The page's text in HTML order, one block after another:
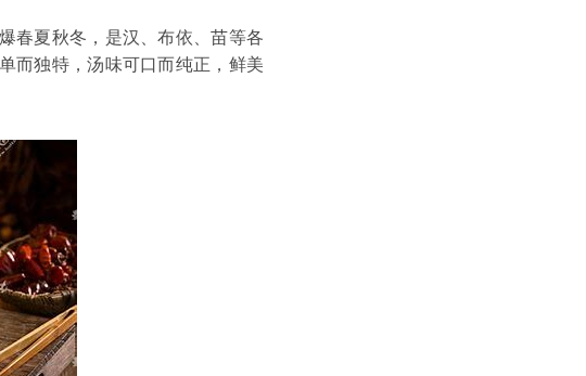
春夏秋冬，是汉、布依、苗等各
而独特，汤味可口而纯正，鲜美